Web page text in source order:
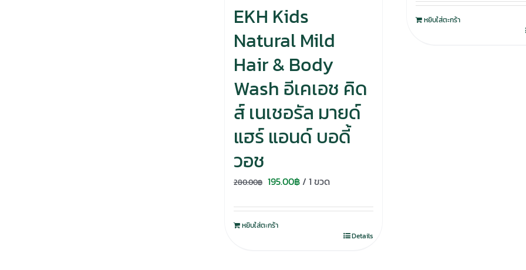
EKH Kids
Natural Mild
Hair & Body
Wash อีเคเอช คิด
ส์ เนเชอรัล มายด์
แฮร์ แอนด์ บอดี้
วอช
280.00฿ Original
was:
280.00฿.
195.00฿Current
is:
/ 1 ขวด
หยิบใส่ตะกร้า
Details
หยิบใส่ตะกร้า